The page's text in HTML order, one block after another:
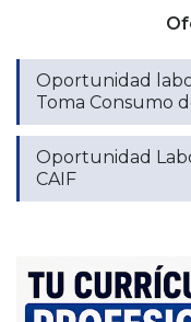
Oportunidad
Toma Consumo
Oportunidad
CAIF